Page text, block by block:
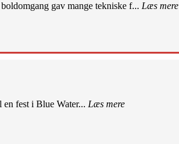
gav mange tekniske f... Læs mere
fest i Blue Water... Læs mere